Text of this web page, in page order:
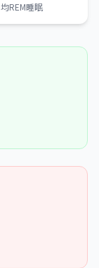
REM睡眠